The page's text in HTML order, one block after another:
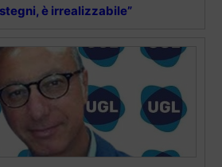
è irrealizzabile”